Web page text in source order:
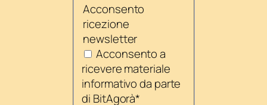
Acconsento
ricezione
newsletter
Acconsento a
ricevere materiale
informativo da parte
di BitAgorà*